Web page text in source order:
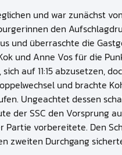
und war zunächst
den
und überraschte die
und Anne Vos für die
auf 11:15 abzusetzen,
und brachte
Ungeachtet dessen
der SSC den Vorsprung
vorbereitete. Den
zweiten Durchgang